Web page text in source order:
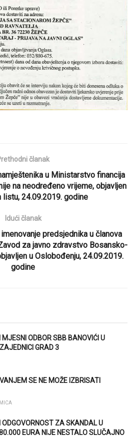
članak
u Ministarstvo financija
na neodređeno vrijeme, objavljen
listu, 24.09.2019. godine
Idući članak
predsjednika u članova
za javno zdravstvo Bosansko-
u Oslobođenju, 24.09.2019.
godine
MJESNI ODBOR SBB BANOVIĆI U
GRAD 3
SE NE MOŽE IZBRISATI
ZA SKANDAL U
EURA NIJE NESTALO SLUČAJNO